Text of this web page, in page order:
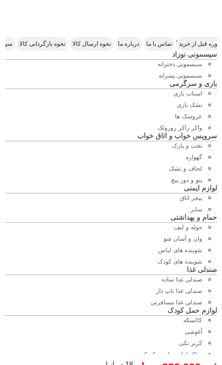
Scroll Right
قبل از خرید تماس با ما درباره ما نحوه ارسال کالا نحوه بازگردانی کالا
سیسمونی نوزاد
سیسمونی دخترانه
سیسمونی پسرانه
بازی و سرگرمی
اسباب بازی
تشک بازی
عروسک ها
واکر راکر روروئک
سرویس خواب و اتاق خواب
تخت و پارک
گهواره
لحاف و تشک
پتو و دور پیچ
لوازم ایمنی
پیجر اتاق
سایر
حمام و بهداشتی
حوله و لیف
وان و آسان شو
شوینده های لباس
شوینده های کودک
صندلی غذا
صندلی غذا ساده
صندلی غذا تاپ دار
صندلی غذا مسافرتی
لوازم حمل کودک
کالسکه
آغوشی
کریر تکی
ساک لوازم مادر و کودک